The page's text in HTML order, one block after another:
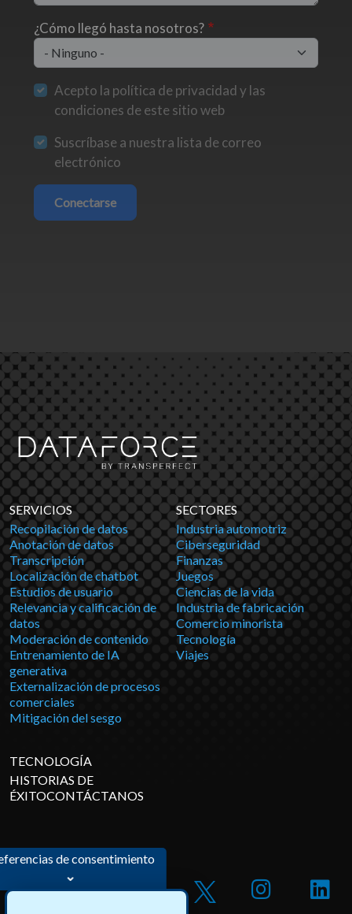
¿Cómo llegó hasta nosotros?
Acepto la política de privacidad y las
condiciones de este sitio web
Suscríbase a nuestra lista de correo
electrónico
Conectarse
SERVICIOS
Recopilación de datos
Anotación de datos
Transcripción
Localización de chatbot
Estudios de usuario
Relevancia y calificación de
datos
Moderación de contenido
Entrenamiento de IA
generativa
Externalización de procesos
comerciales
Mitigación del sesgo
SECTORES
Industria automotriz
Ciberseguridad
Finanzas
Juegos
Ciencias de la vida
Industria de fabricación
Comercio minorista
Tecnología
Viajes
TECNOLOGÍA
HISTORIAS DE
ÉXITOCONTÁCTANOS
de consentimiento